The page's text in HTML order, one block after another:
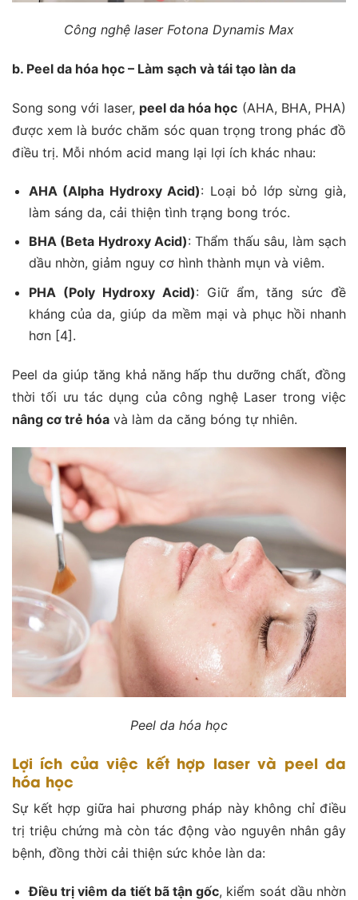
Công nghệ laser Fotona Dynamis Max
b. Peel da hóa học – Làm sạch và tái tạo làn da
Song song với laser, peel da hóa học (AHA, BHA, PHA)
được xem là bước chăm sóc quan trọng trong phác đồ
điều trị. Mỗi nhóm acid mang lại lợi ích khác nhau:
AHA (Alpha Hydroxy Acid): Loại bỏ lớp sừng già,
làm sáng da, cải thiện tình trạng bong tróc.
BHA (Beta Hydroxy Acid): Thẩm thấu sâu, làm sạch
dầu nhờn, giảm nguy cơ hình thành mụn và viêm.
PHA (Poly Hydroxy Acid): Giữ ẩm, tăng sức đề
kháng của da, giúp da mềm mại và phục hồi nhanh
hơn [4].
Peel da giúp tăng khả năng hấp thu dưỡng chất, đồng
thời tối ưu tác dụng của công nghệ Laser trong việc
nâng cơ trẻ hóa và làm da căng bóng tự nhiên.
Peel da hóa học
Lợi ích của việc kết hợp laser và peel da
hóa học
Sự kết hợp giữa hai phương pháp này không chỉ điều
trị triệu chứng mà còn tác động vào nguyên nhân gây
bệnh, đồng thời cải thiện sức khỏe làn da:
Điều trị viêm da tiết bã tận gốc, kiểm soát dầu nhờn